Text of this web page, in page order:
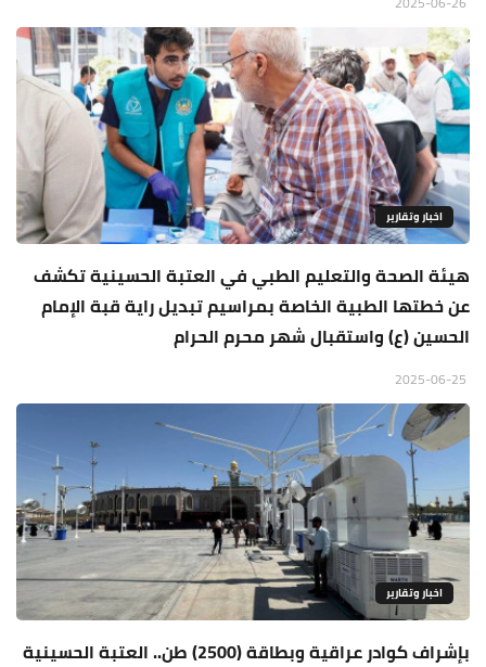
اخبار وتقارير
هيئة الصحة والتعليم الطبي في العتبة الحسينية تكشف
عن خطتها الطبية الخاصة بمراسيم تبديل راية قبة الإمام
الحسين (ع) واستقبال شهر محرم الحرام
اخبار وتقارير
بإشراف كوادر عراقية وبطاقة (2500) طن.. العتبة الحسينية